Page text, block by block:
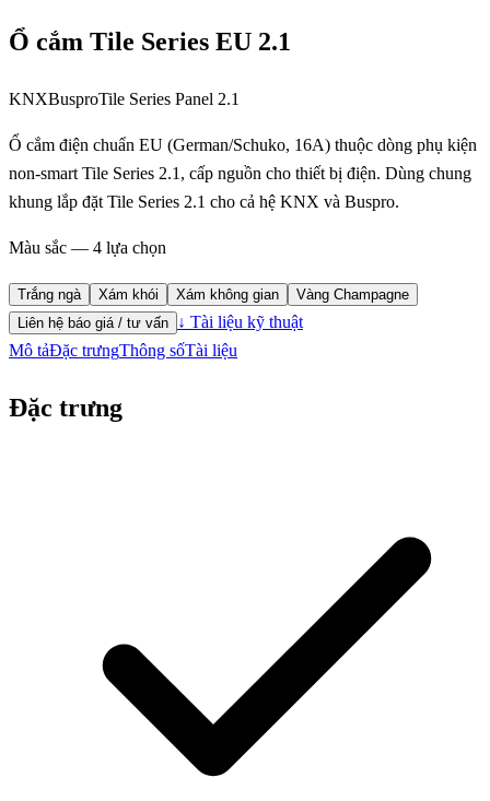
Ổ cắm Tile Series EU 2.1
KNXBusproTile Series Panel 2.1
Ổ cắm điện chuẩn EU (German/Schuko, 16A) thuộc dòng phụ kiện
non-smart Tile Series 2.1, cấp nguồn cho thiết bị điện. Dùng chung
khung lắp đặt Tile Series 2.1 cho cả hệ KNX và Buspro.
Màu sắc — 4 lựa chọn
Trắng ngà Xám khói Xám không gian
Vàng Champagne
Liên hệ báo giá / tư vấn
↓ Tài liệu kỹ thuật
Mô tảĐặc trưngThông sốTài liệu
Đặc trưng